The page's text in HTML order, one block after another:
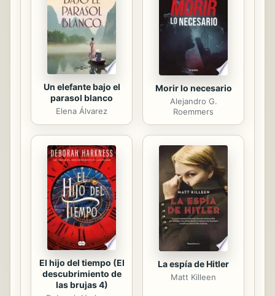
recursos naturales y métodos de
control de la contaminación. En el
mundo nanotecnológico, podemos
encontrarnos con que el oro no es
dorado,...
Un elefante bajo el
parasol blanco
Elena Álvarez
Morir lo necesario
Alejandro G.
Roemmers
El hijo del tiempo (El
descubrimiento de
las brujas 4)
La espía de Hitler
Matt Killeen